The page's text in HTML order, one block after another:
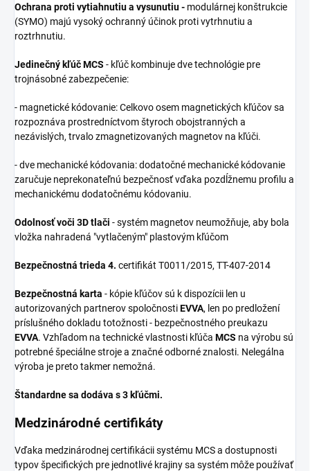
Ochrana proti vytiahnutiu a vysunutiu - modulárnej konštrukcie
(SYMO) majú vysoký ochranný účinok proti vytrhnutiu a
roztrhnutiu.
Jedinečný kľúč MCS - kľúč kombinuje dve technológie pre
trojnásobné zabezpečenie:
- magnetické kódovanie: Celkovo osem magnetických kľúčov sa
rozpoznáva prostredníctvom štyroch obojstranných a
nezávislých, trvalo zmagnetizovaných magnetov na kľúči.
- dve mechanické kódovania: dodatočné mechanické kódovanie
zaručuje neprekonateľnú bezpečnosť vďaka pozdĺžnemu profilu a
mechanickému dodatočnému kódovaniu.
Odolnosť voči 3D tlači - systém magnetov neumožňuje, aby bola
vložka nahradená "vytlačeným" plastovým kľúčom
Bezpečnostná trieda 4. certifikát T0011/2015, TT-407-2014
Bezpečnostná karta - kópie kľúčov sú k dispozícii len u
autorizovaných partnerov spoločnostiEVVA, len po predložení
príslušného dokladu totožnosti - bezpečnostného preukazu
EVVA. Vzhľadom na technické vlastnosti kľúča MCS na výrobu sú
potrebné špeciálne stroje a značné odborné znalosti. Nelegálna
výroba je preto takmer nemožná.
Štandardne sa dodáva s 3 kľúčmi.
Medzinárodné certifikáty
Vďaka medzinárodnej certifikácii systému MCS a dostupnosti
typov špecifických pre jednotlivé krajiny sa systém môže používať